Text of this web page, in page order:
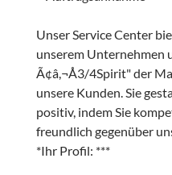
Unser Service Center
unserem Unternehmen
Ã¢â,¬Å3/4Spirit" der
unsere Kunden. Sie
positiv, indem Sie
freundlich gegenüber
*Ihr Profil: ***